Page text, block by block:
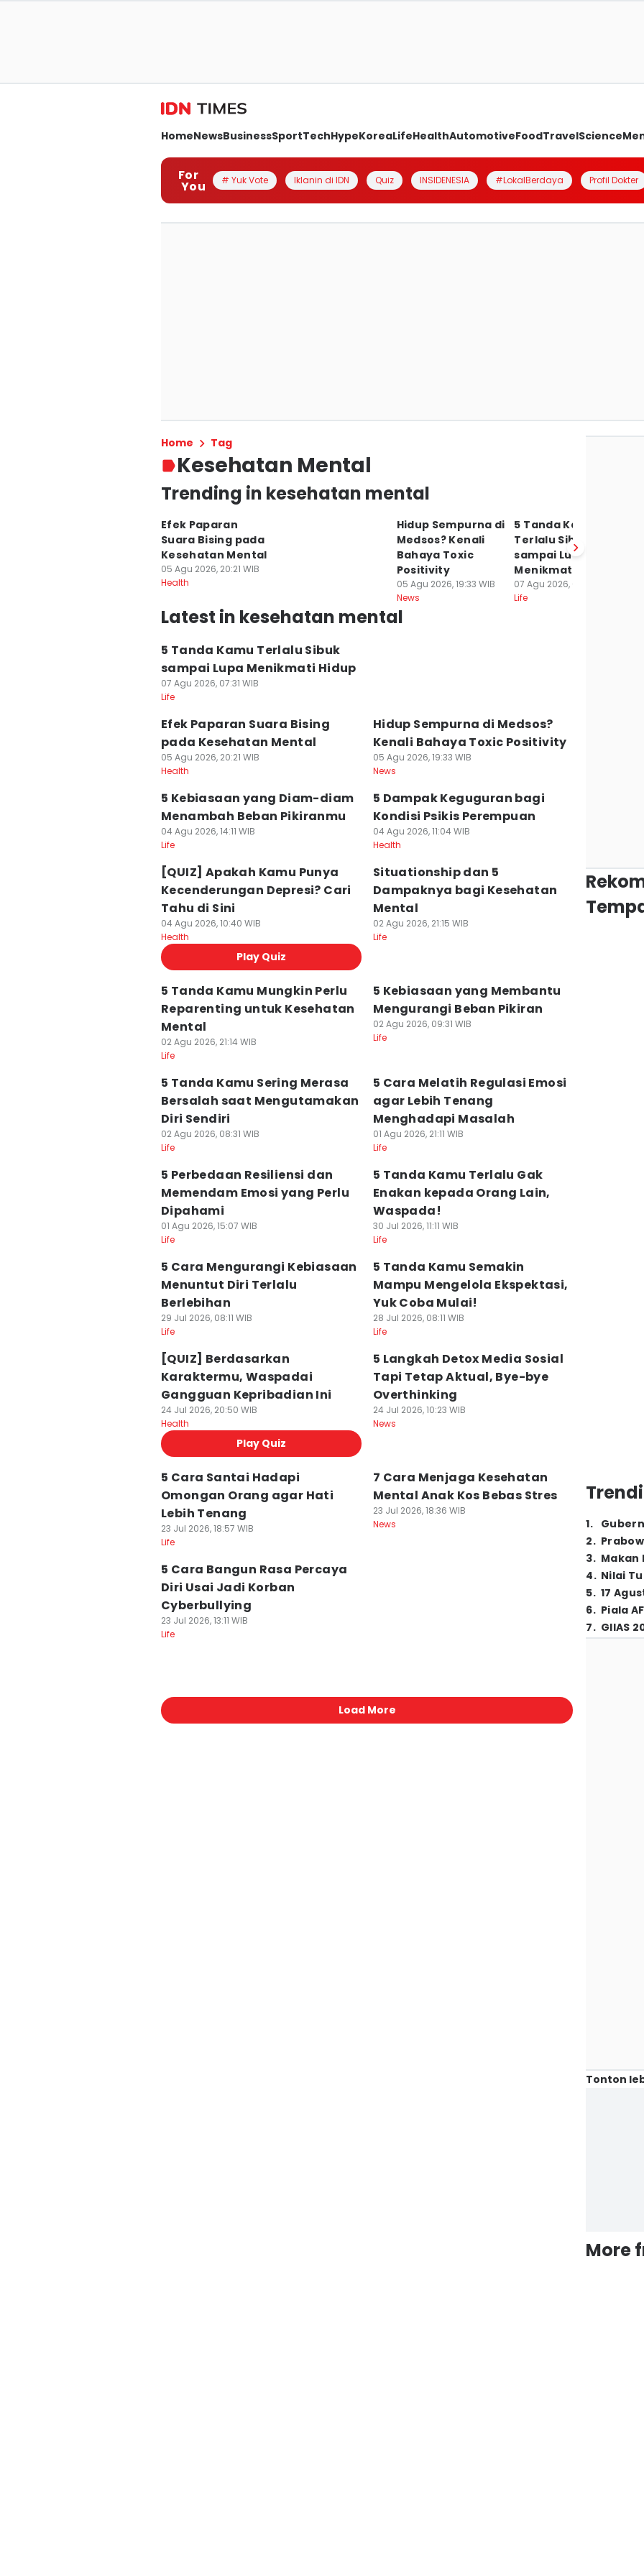
HomeNewsBusinessSportTechHypeKoreaLifeHealthAutomotiveFoodTravelScience
For
You # Yuk Vote Iklanin di IDN Quiz INSIDENESIA #LokalBerdaya Profil Dokter
Home Tag
Kesehatan Mental
Trending in kesehatan mental
Efek Paparan
Suara Bising pada
Kesehatan Mental
05 Agu 2026, 20:21 WIB
Health
Hidup Sempurna di
Medsos? Kenali
Bahaya Toxic
Positivity
05 Agu 2026, 19:33 WIB
News
5 Tanda Kamu
Terlalu Sibuk
sampai Lupa
Menikmati Hidup
07 Agu 2026, 07:31 WIB
Life
Latest in kesehatan mental
5 Tanda Kamu Terlalu Sibuk
sampai Lupa Menikmati Hidup
07 Agu 2026, 07:31 WIB
Life
Efek Paparan Suara Bising
pada Kesehatan Mental
05 Agu 2026, 20:21 WIB
Health
Hidup Sempurna di Medsos?
Kenali Bahaya Toxic Positivity
05 Agu 2026, 19:33 WIB
News
5 Kebiasaan yang Diam-diam
Menambah Beban Pikiranmu
04 Agu 2026, 14:11 WIB
Life
5 Dampak Keguguran bagi
Kondisi Psikis Perempuan
04 Agu 2026, 11:04 WIB
Health
[QUIZ] Apakah Kamu Punya
Kecenderungan Depresi? Cari
Tahu di Sini
04 Agu 2026, 10:40 WIB
Health
Play Quiz
Situationship dan 5
Dampaknya bagi Kesehatan
Mental
02 Agu 2026, 21:15 WIB
Life
5 Tanda Kamu Mungkin Perlu
Reparenting untuk Kesehatan
Mental
02 Agu 2026, 21:14 WIB
Life
5 Kebiasaan yang Membantu
Mengurangi Beban Pikiran
02 Agu 2026, 09:31 WIB
Life
5 Tanda Kamu Sering Merasa
Bersalah saat Mengutamakan
Diri Sendiri
02 Agu 2026, 08:31 WIB
Life
5 Cara Melatih Regulasi Emosi
agar Lebih Tenang
Menghadapi Masalah
01 Agu 2026, 21:11 WIB
Life
5 Perbedaan Resiliensi dan
Memendam Emosi yang Perlu
Dipahami
01 Agu 2026, 15:07 WIB
Life
5 Tanda Kamu Terlalu Gak
Enakan kepada Orang Lain,
Waspada!
30 Jul 2026, 11:11 WIB
Life
5 Cara Mengurangi Kebiasaan
Menuntut Diri Terlalu
Berlebihan
29 Jul 2026, 08:11 WIB
Life
5 Tanda Kamu Semakin
Mampu Mengelola Ekspektasi,
Yuk Coba Mulai!
28 Jul 2026, 08:11 WIB
Life
[QUIZ] Berdasarkan
Karaktermu, Waspadai
Gangguan Kepribadian Ini
24 Jul 2026, 20:50 WIB
Health
Play Quiz
5 Langkah Detox Media Sosial
Tapi Tetap Aktual, Bye-bye
Overthinking
24 Jul 2026, 10:23 WIB
News
5 Cara Santai Hadapi
Omongan Orang agar Hati
Lebih Tenang
23 Jul 2026, 18:57 WIB
Life
7 Cara Menjaga Kesehatan
Mental Anak Kos Bebas Stres
23 Jul 2026, 18:36 WIB
News
5 Cara Bangun Rasa Percaya
Diri Usai Jadi Korban
Cyberbullying
23 Jul 2026, 13:11 WIB
Life
Load More
1.
2.
3. Makan
4. Nilai
5. 17
6. Piala
7. GIIAS
Tonton
More